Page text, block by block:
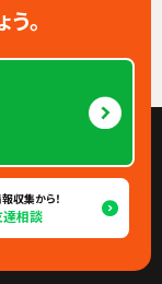
。
収集から！
達相談